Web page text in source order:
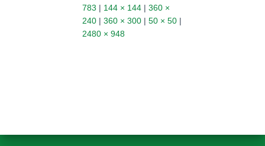
783 | 144 × 144 | 360 ×
240 | 360 × 300 | 50 × 50 |
2480 × 948